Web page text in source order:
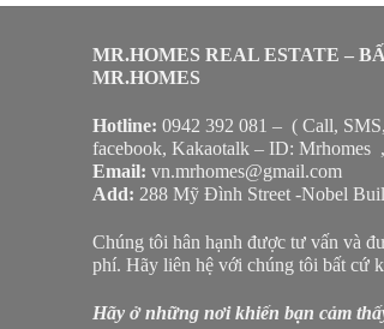
MR.HOMES REAL ESTATE –
MR.HOMES
Hotline: 0942 392 081 – ( Call,
facebook, Kakaotalk – ID:
Email: vn.mrhomes@gmail.com
Add: 288 Mỹ Đình Street -Nobel
Chúng tôi hân hạnh được tư vấn và
phí. Hãy liên hệ với chúng tôi bất cứ
Hãy ở những nơi khiến bạn cảm